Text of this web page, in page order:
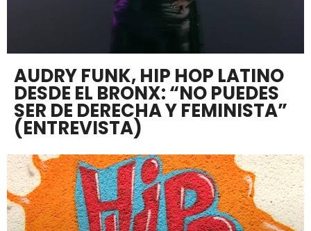
AUDRY FUNK, HIP HOP LATINO
DESDE EL BRONX: “NO PUEDES
SER DE DERECHA Y FEMINISTA”
(ENTREVISTA)